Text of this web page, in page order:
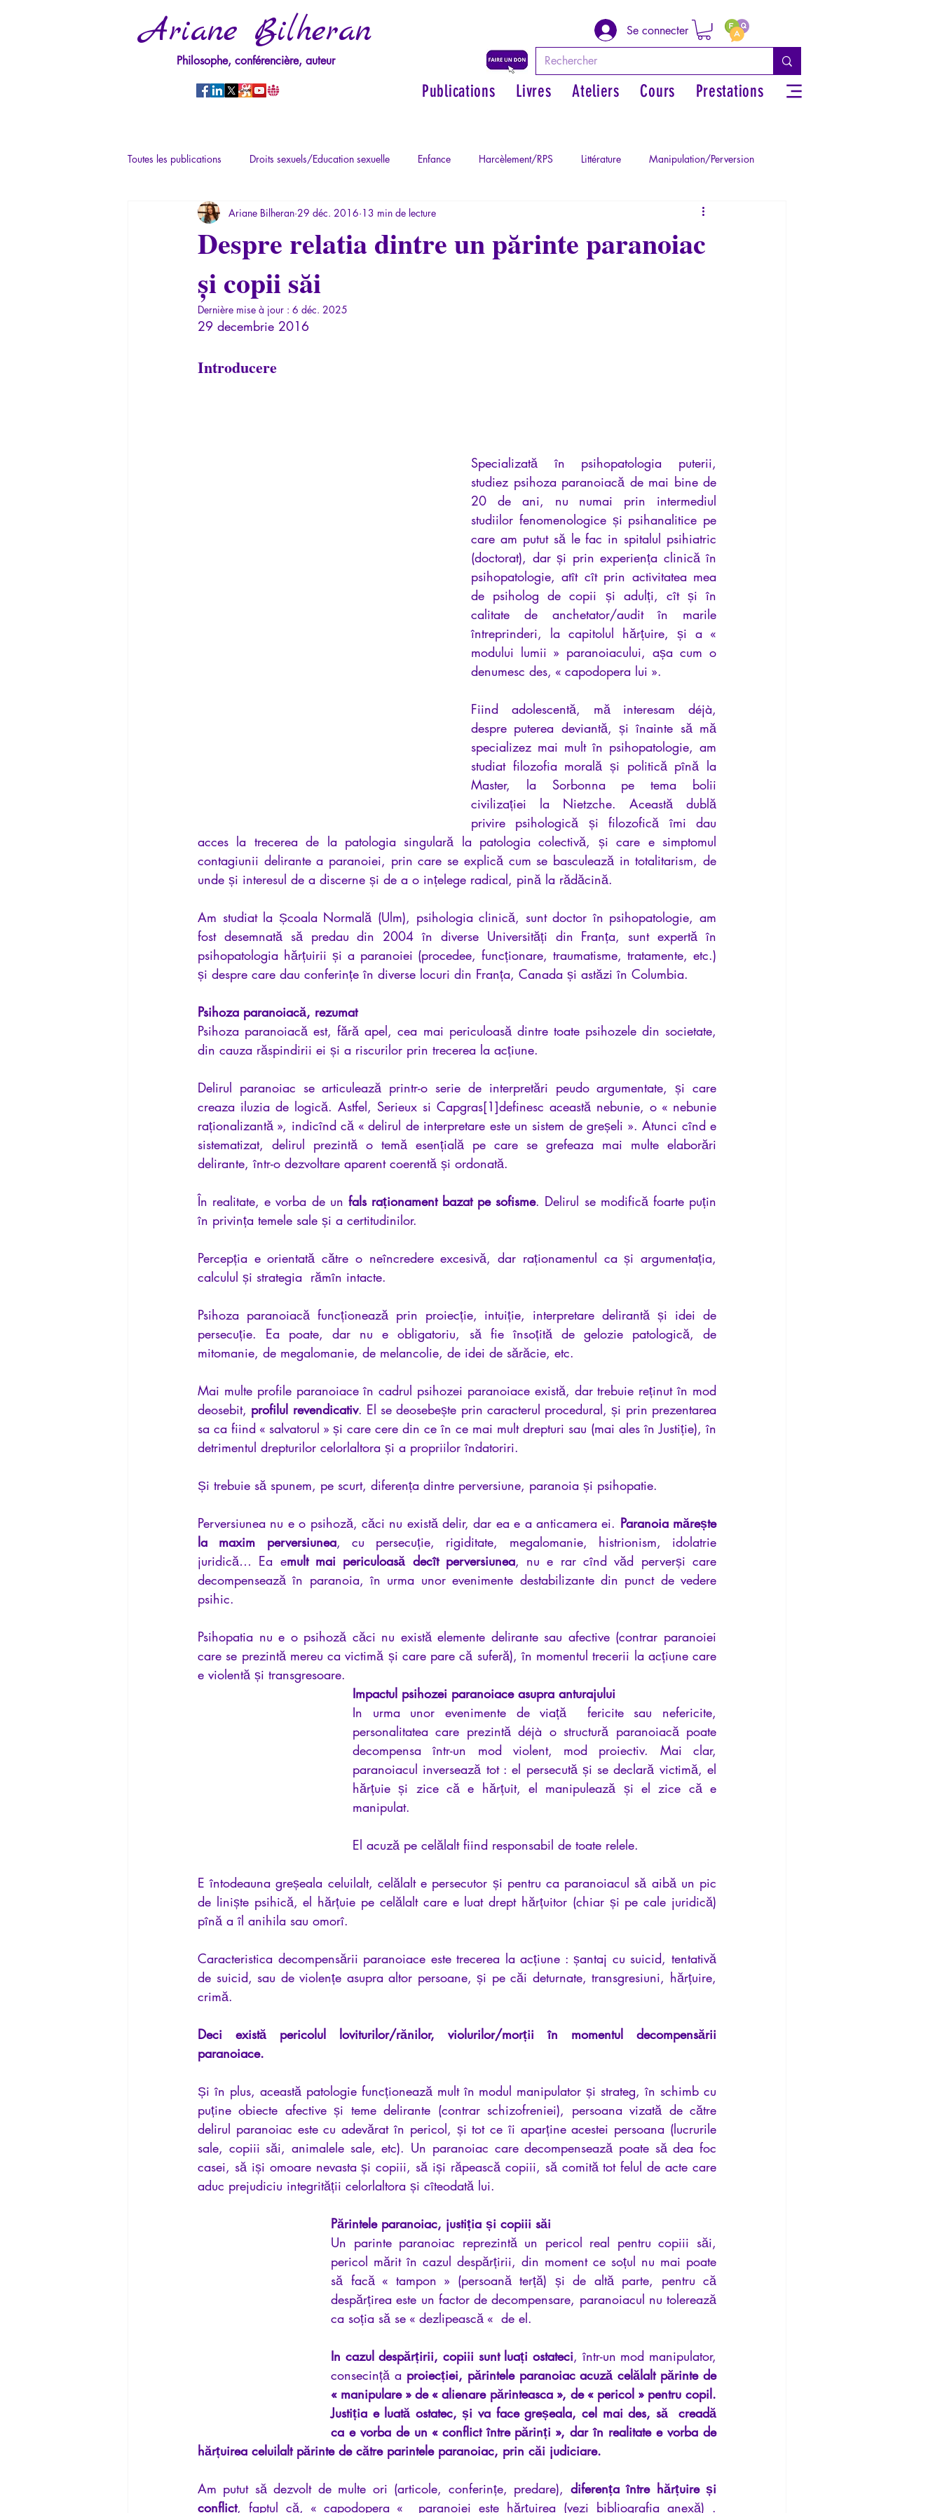
Ariane Bilheran
Philosophe, conférencière, auteur
Se connecter
Publications Livres Ateliers Cours Prestations
Toutes les publications Droits sexuels/Education sexuelle Enfance Harcèlement/RPS Littérature Manipulation/Perversion
Mythologie - Savoir des Anciens Philosopher par les mythes grecs
Psychopathologie du Pouvoir Psychopathologie du Totalitarisme
La Lucarne Articles Interviews
Despre relatia dintre un părinte paranoiac
și copii săi
Ariane Bilheran 29 déc. 2016 13 min de lecture
Dernière mise à jour : 6 déc. 2025
29 decembrie 2016
Introducere
Specializată în psihopatologia puterii,
studiez psihoza paranoiacă de mai bine de
20 de ani, nu numai prin intermediul
studiilor fenomenologice și psihanalitice pe
care am putut să le fac in spitalul psihiatric
(doctorat), dar și prin experiența clinică în
psihopatologie, atît cît prin activitatea mea
de psiholog de copii și adulți, cît și în
calitate de anchetator/audit în marile
întreprinderi, la capitolul hărțuire, și a «
modului lumii » paranoiacului, așa cum o
denumesc des, « capodopera lui ».
Fiind adolescentă, mă interesam déjà,
despre puterea deviantă, și înainte să mă
specializez mai mult în psihopatologie, am
studiat filozofia morală și politică pînă la
Master, la Sorbonna pe tema bolii
civilizației la Nietzche. Această dublă
privire psihologică și filozofică îmi dau
acces la trecerea de la patologia singulară la patologia colectivă, și care e simptomul
contagiunii delirante a paranoiei, prin care se explică cum se basculează in totalitarism, de
unde și interesul de a discerne și de a o ințelege radical, pină la rădăcină.
Am studiat la Școala Normală (Ulm), psihologia clinică, sunt doctor în psihopatologie, am
fost desemnată să predau din 2004 în diverse Universități din Franța, sunt expertă în
psihopatologia hărțuirii și a paranoiei (procedee, funcționare, traumatisme, tratamente, etc.)
și despre care dau conferințe în diverse locuri din Franța, Canada și astăzi în Columbia.
Psihoza paranoiacă, rezumat
Psihoza paranoiacă est, fără apel, cea mai periculoasă dintre toate psihozele din societate,
din cauza răspindirii ei și a riscurilor prin trecerea la acțiune.
Delirul paranoiac se articulează printr-o serie de interpretări peudo argumentate, și care
creaza iluzia de logică. Astfel, Serieux si Capgras[1]definesc această nebunie, o « nebunie
raționalizantă », indicînd că « delirul de interpretare este un sistem de greșeli ». Atunci cînd e
sistematizat, delirul prezintă o temă esențială pe care se grefeaza mai multe elaborări
delirante, într-o dezvoltare aparent coerentă și ordonată.
În realitate, e vorba de un fals raționament bazat pe sofisme. Delirul se modifică foarte puțin
în privința temele sale și a certitudinilor.
Percepția e orientată către o neîncredere excesivă, dar raționamentul ca și argumentația,
calculul și strategia  rămîn intacte.
Psihoza paranoiacă funcționează prin proiecție, intuiție, interpretare delirantă și idei de
persecuție. Ea poate, dar nu e obligatoriu, să fie însoțită de gelozie patologică, de
mitomanie, de megalomanie, de melancolie, de idei de sărăcie, etc.
Mai multe profile paranoiace în cadrul psihozei paranoiace există, dar trebuie reținut în mod
deosebit, profilul revendicativ. El se deosebește prin caracterul procedural, și prin prezentarea
sa ca fiind « salvatorul » și care cere din ce în ce mai mult drepturi sau (mai ales în Justiție), în
detrimentul drepturilor celorlaltora și a propriilor îndatoriri.
Și trebuie să spunem, pe scurt, diferența dintre perversiune, paranoia și psihopatie.
Perversiunea nu e o psihoză, căci nu există delir, dar ea e a anticamera ei. Paranoia mărește
la maxim perversiunea, cu persecuție, rigiditate, megalomanie, histrionism, idolatrie
juridică… Ea emult mai periculoasă decît perversiunea, nu e rar cînd văd perverși care
decompensează în paranoia, în urma unor evenimente destabilizante din punct de vedere
psihic.
Psihopatia nu e o psihoză căci nu există elemente delirante sau afective (contrar paranoiei
care se prezintă mereu ca victimă și care pare că suferă), în momentul trecerii la acțiune care
e violentă și transgresoare.
Impactul psihozei paranoiace asupra anturajului
In urma unor evenimente de viață  fericite sau nefericite,
personalitatea care prezintă déjà o structură paranoiacă poate
decompensa într-un mod violent, mod proiectiv. Mai clar,
paranoiacul inversează tot : el persecută și se declară victimă, el
hărțuie și zice că e hărțuit, el manipulează și el zice că e
manipulat.
El acuză pe celălalt fiind responsabil de toate relele.
E întodeauna greșeala celuilalt, celălalt e persecutor și pentru ca paranoiacul să aibă un pic
de liniște psihică, el hărțuie pe celălalt care e luat drept hărțuitor (chiar și pe cale juridică)
pînă a îl anihila sau omorî.
Caracteristica decompensării paranoiace este trecerea la acțiune : șantaj cu suicid, tentativă
de suicid, sau de violențe asupra altor persoane, și pe căi deturnate, transgresiuni, hărțuire,
crimă.
Deci există pericolul loviturilor/rănilor, violurilor/morții în momentul decompensării
paranoiace.
Și în plus, această patologie funcționează mult în modul manipulator și strateg, în schimb cu
puține obiecte afective și teme delirante (contrar schizofreniei), persoana vizată de către
delirul paranoiac este cu adevărat în pericol, și tot ce îi aparține acestei persoana (lucrurile
sale, copiii săi, animalele sale, etc). Un paranoiac care decompensează poate să dea foc
casei, să iși omoare nevasta și copiii, să iși răpească copiii, să comită tot felul de acte care
aduc prejudiciu integrității celorlaltora și cîteodată lui.
Părintele paranoiac, justiția și copiii săi
Un parinte paranoiac reprezintă un pericol real pentru copiii săi,
pericol mărit în cazul despărțirii, din moment ce soțul nu mai poate
să facă « tampon » (persoană terță) și de altă parte, pentru că
despărțirea este un factor de decompensare, paranoiacul nu tolerează
ca soția să se « dezlipească «  de el.
In cazul despărțirii, copiii sunt luați ostateci, într-un mod manipulator,
consecință a proiecției, părintele paranoiac acuză celălalt părinte de
« manipulare » de « alienare părinteasca », de « pericol » pentru copil.
Justiția e luată ostatec, și va face greșeala, cel mai des, să  creadă
ca e vorba de un « conflict între părinți », dar în realitate e vorba de
hărțuirea celuilalt părinte de către parintele paranoiac, prin căi judiciare.
Am putut să dezvolt de multe ori (articole, conferințe, predare), diferența între hărțuire și
conflict